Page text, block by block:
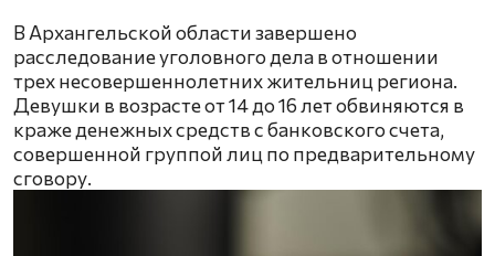
В Архангельской области завершено
расследование уголовного дела в отношении
трех несовершеннолетних жительниц региона.
Девушки в возрасте от 14 до 16 лет обвиняются в
краже денежных средств с банковского счета,
совершенной группой лиц по предварительному
сговору.